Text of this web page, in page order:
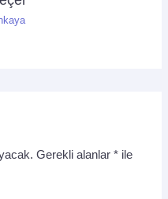
Gerekli alanlar* ile